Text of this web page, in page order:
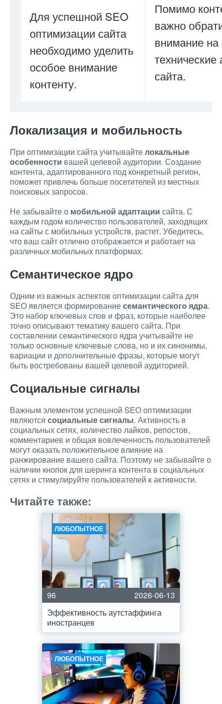
Для успешной SEO
оптимизации сайта
необходимо уделить
особое внимание
контенту.
Помимо
важно
внимание на
технические
сайта.
Локализация и мобильность
При оптимизации сайта учитывайтелокальные
особенности вашей целевой аудитории. Создание
контента, адаптированного под конкретный регион,
поможет привлечь больше посетителей из местных
поисковых запросов.
Не забывайте о мобильной адаптации сайта. С
каждым годом количество пользователей, заходящих
на сайты с мобильных устройств, растет. Убедитесь,
что ваш сайт отлично отображается и работает на
различных мобильных платформах.
Семантическое ядро
Одним из важных аспектов оптимизации сайта для
SEO является формированиесемантического ядра.
Это набор ключевых слов и фраз, которые наиболее
точно описывают тематику вашего сайта. При
составлении семантического ядра учитывайте не
только основные ключевые слова, но и их синонимы,
вариации и дополнительные фразы, которые могут
быть востребованы вашей целевой аудиторией.
Социальные сигналы
Важным элементом успешной SEO оптимизации
являются социальные сигналы. Активность в
социальных сетях, количество лайков, репостов,
комментариев и общая вовлеченность пользователей
могут оказать положительное влияние на
ранжирование вашего сайта. Поэтому не забывайте о
наличии кнопок для шеринга контента в социальных
сетях и стимулируйте пользователей к активности.
Читайте также:
ЛЮБОПЫТНОЕ
96
2026-06-13
Эффективность аутстаффинга
иностранцев
ЛЮБОПЫТНОЕ